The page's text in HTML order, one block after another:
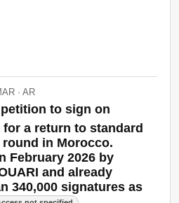
· AR
to sign on
a return to standard
round in Morocco.
February 2026 by
and already
340,000 signatures as